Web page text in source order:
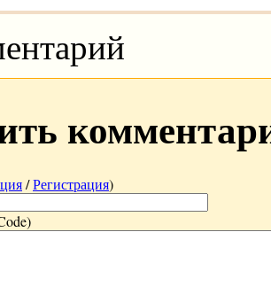
/Регистрация)